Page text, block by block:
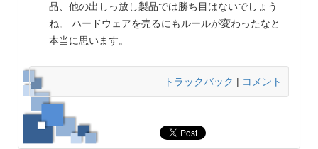
品、他の出しっ放し製品では勝ち目はないでしょう
ね。 ハードウェアを売るにもルールが変わったなと
本当に思います。
トラックバック | コメント